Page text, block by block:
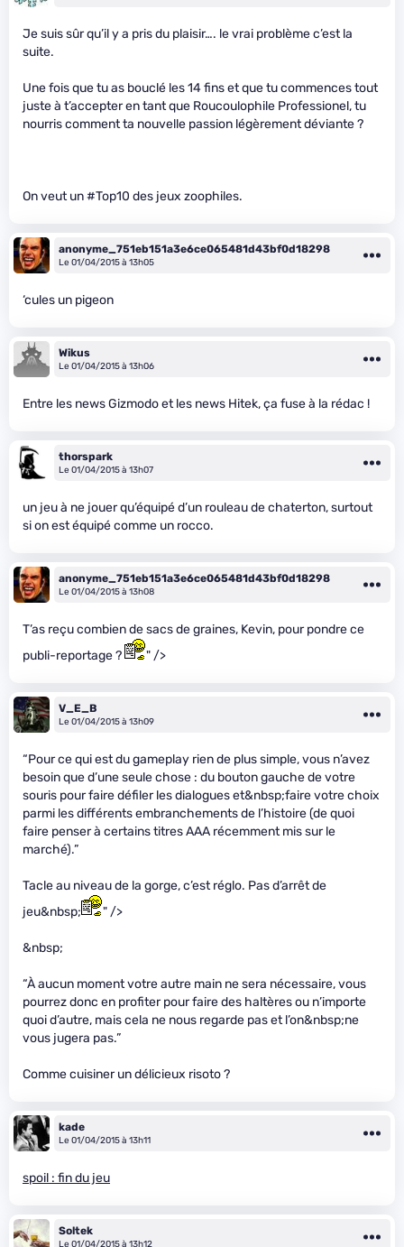
Je suis sûr qu’il y a pris du plaisir…. le vrai problème c’est la
suite.
Une fois que tu as bouclé les 14 fins et que tu commences tout
juste à t’accepter en tant que Roucoulophile Professionel, tu
nourris comment ta nouvelle passion légèrement déviante ?
On veut un #Top10 des jeux zoophiles.
anonyme_751eb151a3e6ce065481d43bf0d18298
Le 01/04/2015 à 13h05
‘cules un pigeon
Wikus
Le 01/04/2015 à 13h06
Entre les news Gizmodo et les news Hitek, ça fuse à la rédac !
thorspark
Le 01/04/2015 à 13h07
un jeu à ne jouer qu’équipé d’un rouleau de chaterton, surtout
si on est équipé comme un rocco.
anonyme_751eb151a3e6ce065481d43bf0d18298
Le 01/04/2015 à 13h08
T’as reçu combien de sacs de graines, Kevin, pour pondre ce
publi-reportage ?
" />
V_E_B
Le 01/04/2015 à 13h09
“Pour ce qui est du gameplay rien de plus simple, vous n’avez
besoin que d’une seule chose : du bouton gauche de votre
souris pour faire défiler les dialogues et&nbsp;faire votre choix
parmi les différents embranchements de l’histoire (de quoi
faire penser à certains titres AAA récemment mis sur le
marché).”
Tacle au niveau de la gorge, c’est réglo. Pas d’arrêt de
jeu&nbsp;
" />
&nbsp;
“À aucun moment votre autre main ne sera nécessaire, vous
pourrez donc en profiter pour faire des haltères ou n’importe
quoi d’autre, mais cela ne nous regarde pas et l’on&nbsp;ne
vous jugera pas.”
Comme cuisiner un délicieux risoto ?
kade
Le 01/04/2015 à 13h11
spoil : fin du jeu
Soltek
Le 01/04/2015 à 13h12